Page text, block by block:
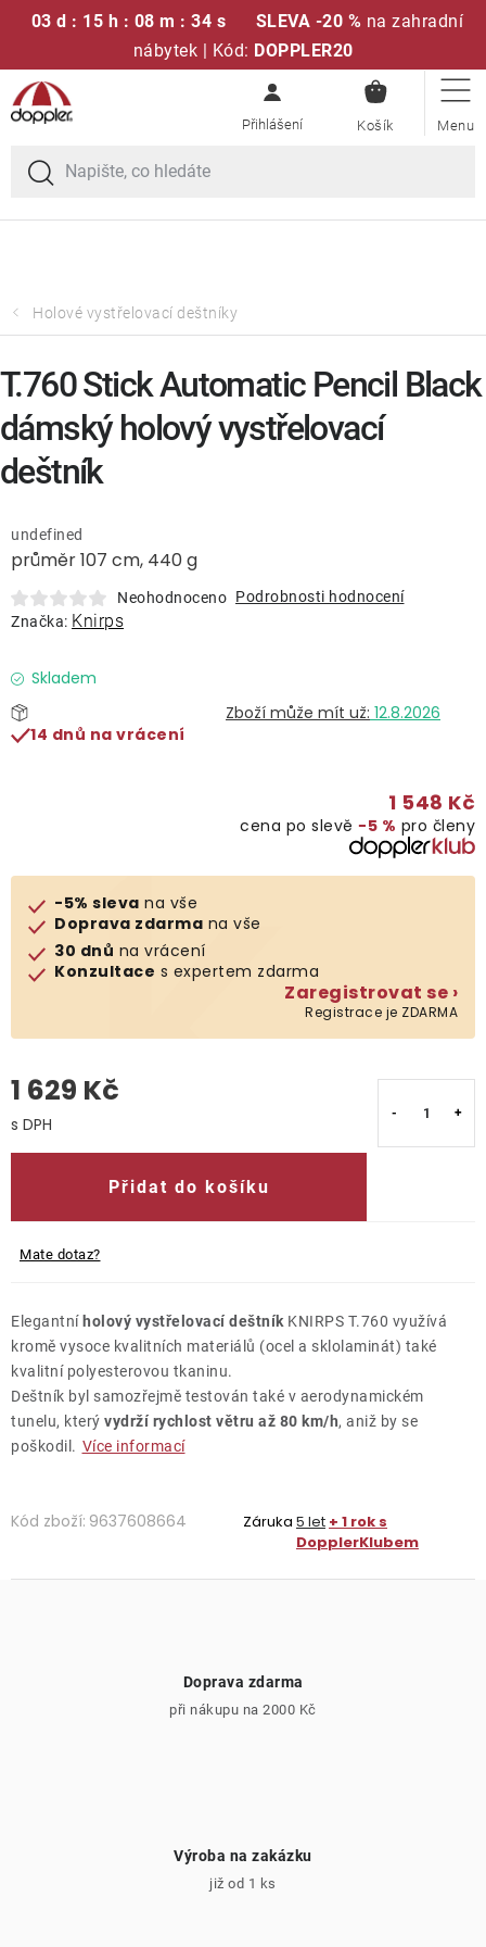
03 d : 15 h : 08 m : 34 s SLEVA -20 % na zahradní
nábytek | Kód: DOPPLER20
Přejít
na
obsah
KOŠÍK
Sedací soupravy
Slunečníky
Lavice a houpačky
Doplňky
Deštníky
Klub výhod
Naše katalogy
Doprava zdarma při nákupu nad 2000 Kč
Holové vystřelovací deštníky
průměr 107 cm, 440 g
undefined
Neohodnoceno Podrobnosti hodnocení
Značka: Knirps
Skladem
12.8.2026
14 dnů na vrácení
1 548 Kč
cena po slevě −5 % pro členy
-5% sleva na vše
Doprava zdarma na vše
30 dnů na vrácení
Konzultace s expertem zdarma
Zaregistrovat se ›
Registrace je ZDARMA
1 629 Kč
Přidat do košíku
Mate dotaz?
Elegantní holový vystřelovací deštník KNIRPS T.760 využívá
kromě vysoce kvalitních materiálů (ocel a sklolaminát) také
kvalitní polyesterovou tkaninu.
Deštník byl samozřejmě testován také v aerodynamickém
tunelu, který vydrží rychlost větru až 80 km/h, aniž by se
poškodil. Více informací
Kód zboží: 9637608664 Záruka 5 let + 1 rok s
DopplerKlubem
T.760 Stick Automatic Pencil Black
dámský holový vystřelovací
deštník
Doprava zdarma
při nákupu na 2000 Kč
Výroba na zakázku
již od 1 ks